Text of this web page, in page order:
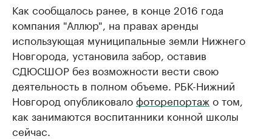
Как сообщалось ранее, в конце 2016 года
компания "Аллюр", на правах аренды
использующая муниципальные земли Нижнего
Новгорода, установила забор, оставив
СДЮСШОР без возможности вести свою
деятельность в полном объеме. РБК-Нижний
Новгород опубликовалофоторепортажо том,
как занимаются воспитанники конной школы
сейчас.